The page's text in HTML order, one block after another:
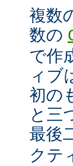
複数
数の
で作
ィブ
初の
と三
最後
クテ